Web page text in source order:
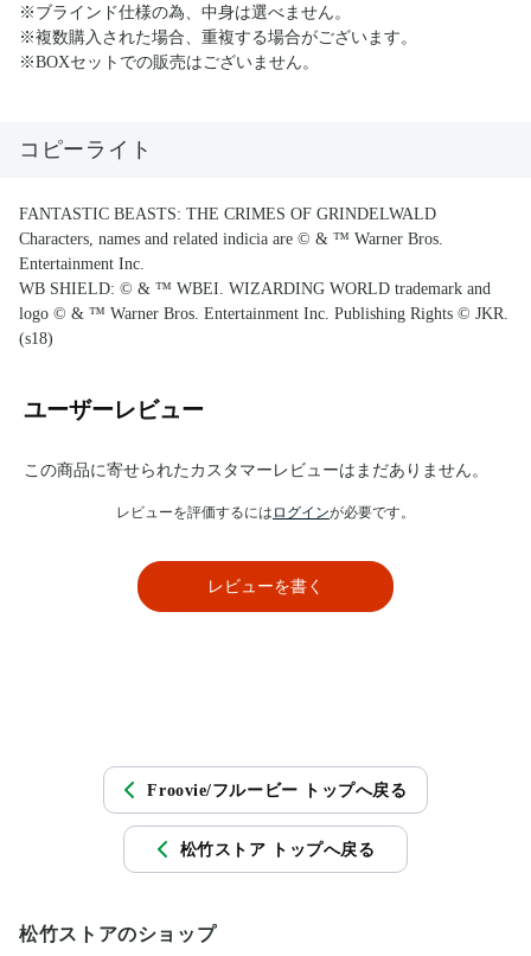
※ブラインド仕様の為、中身は選べません。
※複数購入された場合、重複する場合がございます。
※BOXセットでの販売はございません。
コピーライト
FANTASTIC BEASTS: THE CRIMES OF GRINDELWALD
Characters, names and related indicia are © & ™ Warner Bros.
Entertainment Inc.
WB SHIELD: © & ™ WBEI. WIZARDING WORLD trademark and
logo © & ™ Warner Bros. Entertainment Inc. Publishing Rights © JKR.
(s18)
ユーザーレビュー
この商品に寄せられたカスタマーレビューはまだありません。
レビューを評価するには ログインが必要です。
レビューを書く
Froovie/フルービー トップへ戻る
松竹ストア トップへ戻る
松竹ストアのショップ